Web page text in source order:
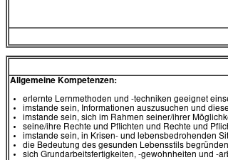
Allgemeine Kompetenzen:
erlernte Lernmethoden und -techniken geeignet
imstande sein, Informationen auszusuchen und
imstande sein, sich im Rahmen seiner/ihrer
seine/ihre Rechte und Pflichten und Rechte und
imstande sein, in Krisen- und lebensbedrohenden
die Bedeutung des gesunden Lebensstils
sich Grundarbeitsfertigkeiten, -gewohnheiten und -